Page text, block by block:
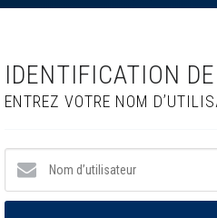
IDENTIFICATION
ENTREZ VOTRE NOM